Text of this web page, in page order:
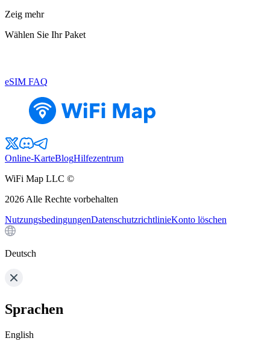
Zeig mehr
Wählen Sie Ihr Paket
eSIM FAQ
Online-KarteBlogHilfezentrum
WiFi Map LLC ©
2026 Alle Rechte vorbehalten
NutzungsbedingungenDatenschutzrichtlinieKonto löschen
Deutsch
Sprachen
English